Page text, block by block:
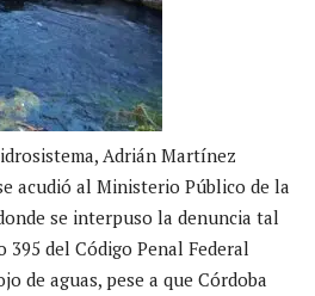
Adrián Martínez
acudió al Ministerio Público de la
se interpuso la denuncia tal
del Código Penal Federal
de aguas, pese a que Córdoba